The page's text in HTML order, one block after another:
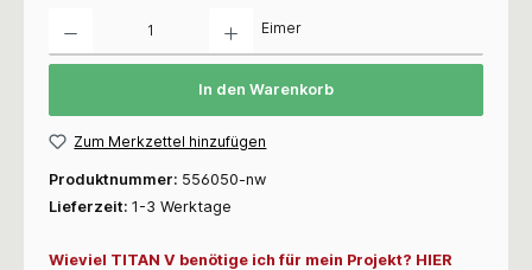
Eimer
In den Warenkorb
Zum Merkzettel hinzufügen
Produktnummer: 556050-nw
Lieferzeit: 1-3 Werktage
Wieviel TITAN V benötige ich für mein Projekt? HIER